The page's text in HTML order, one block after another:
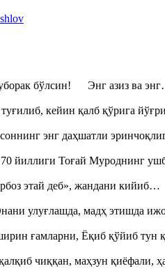
бўлсин! Энг азиз ва
кейин қалб қўрига
энг даҳшатли
70 йиллиги Тоғай Муроднинг
этай деб», жандани кийиб…
улуғлашда, мадҳ этишда
ғамларни, Ёқиб қўйиб
чиққан, маҳзун қиёфали,